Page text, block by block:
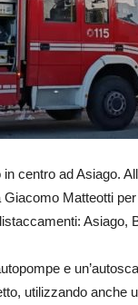
centro ad Asiago.
Matteotti
Asiago,
e
utilizzando